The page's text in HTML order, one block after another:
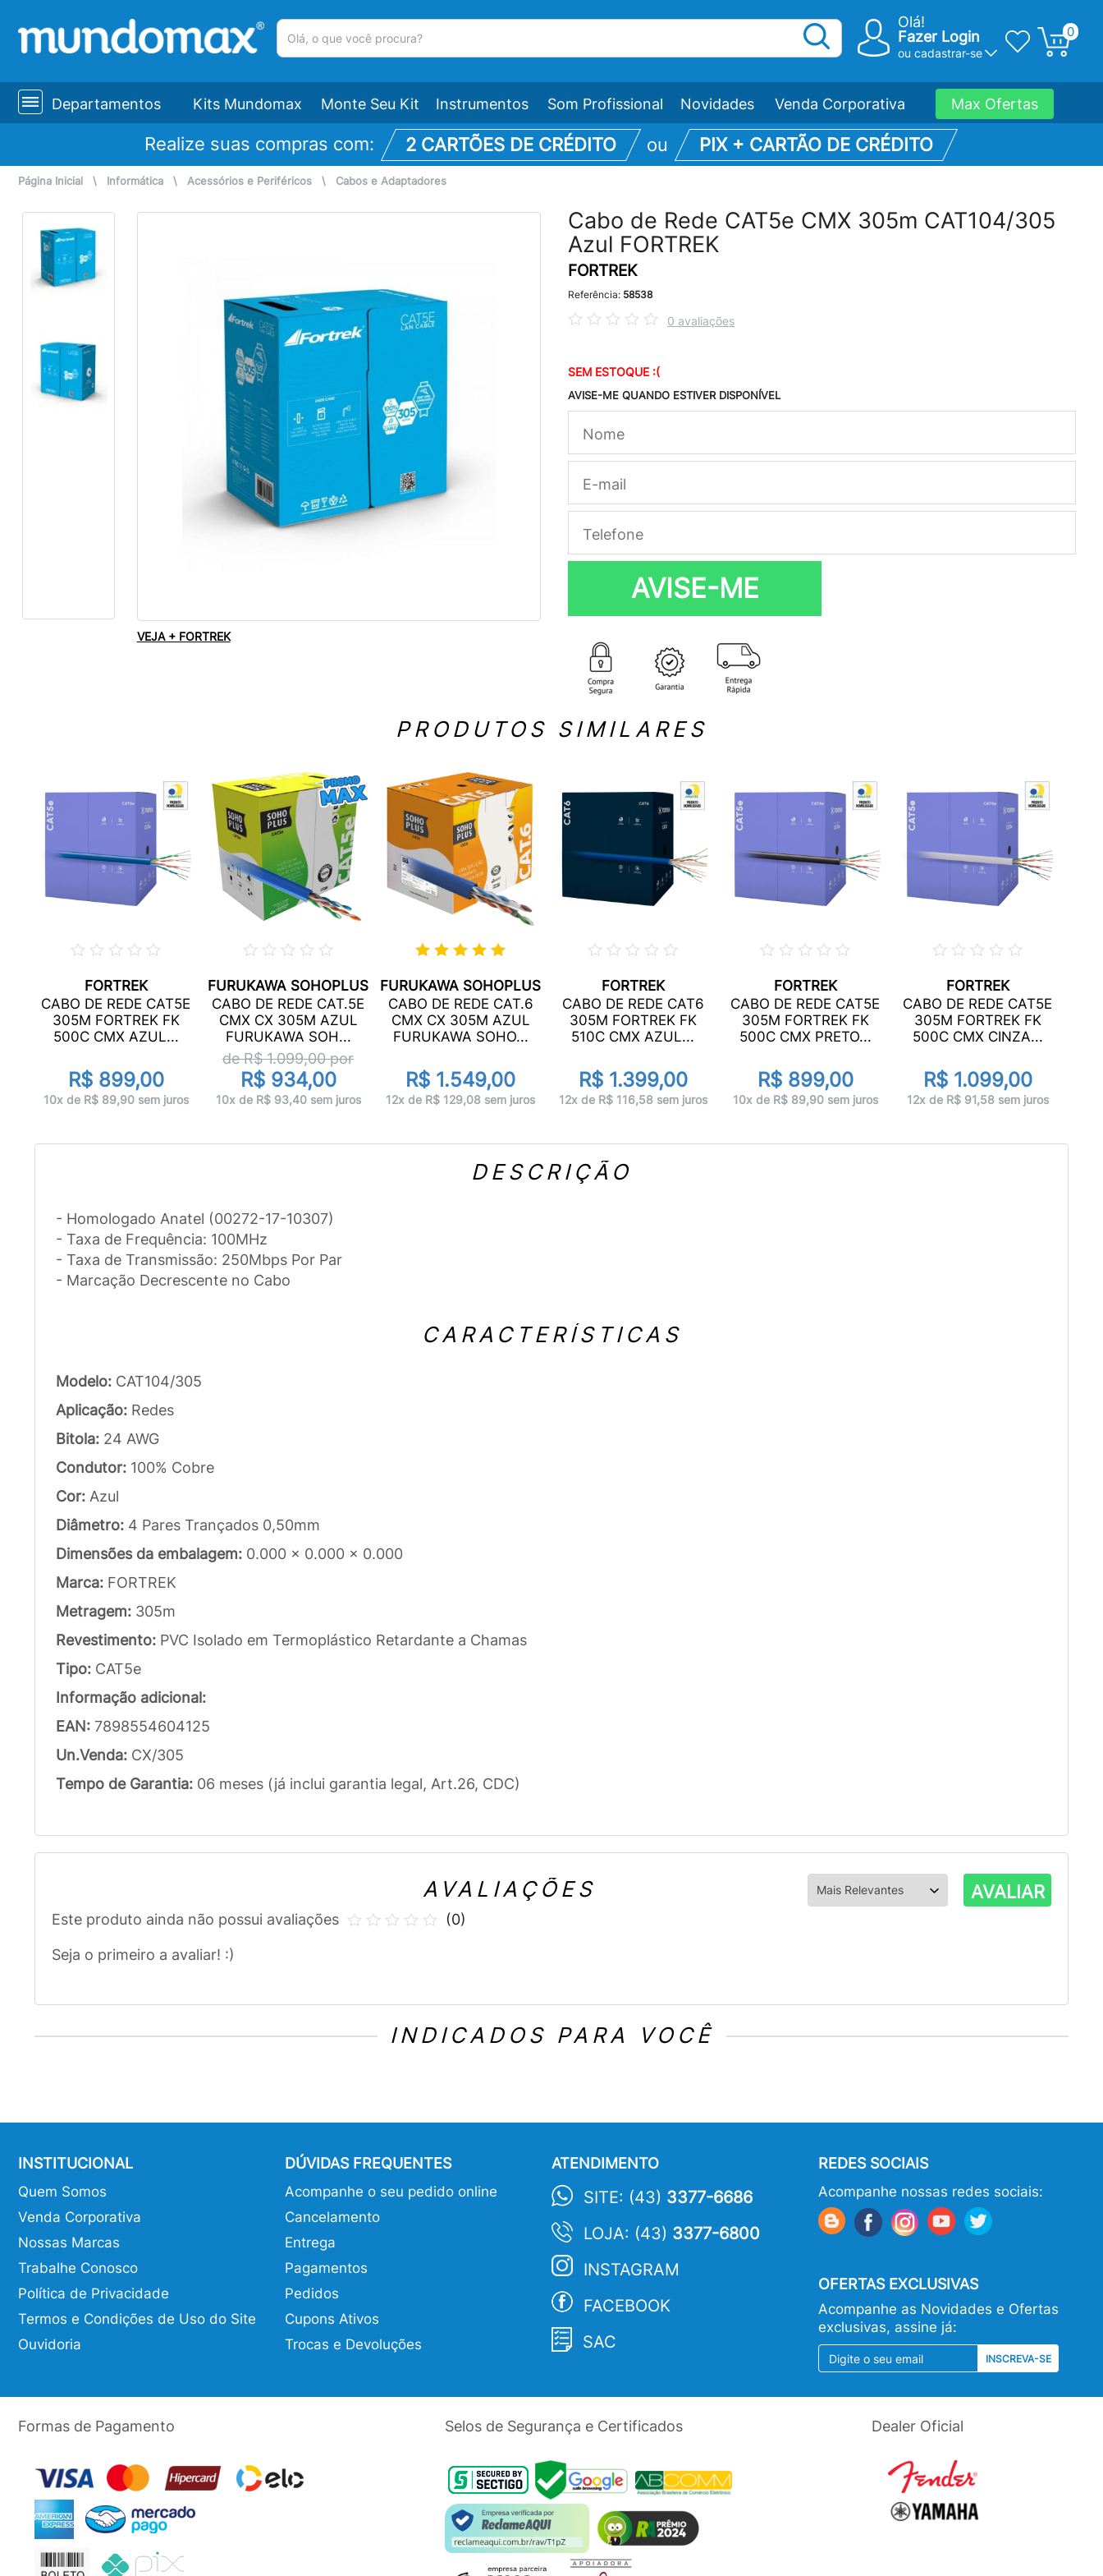
Olá!
Fazer Login
ou cadastrar-se
0
Departamentos Kits Mundomax Monte Seu Kit Instrumentos Som Profissional Novidades Venda Corporativa Max Ofertas
Realize suas compras com: 2 CARTÕES DE CRÉDITO ou PIX + CARTÃO DE CRÉDITO
Página Inicial \ Informática \ Acessórios e Periféricos \ Cabos e Adaptadores
VEJA + FORTREK
Cabo de Rede CAT5e CMX 305m CAT104/305
Azul FORTREK
FORTREK
Referência: 58538
0 avaliações
SEM ESTOQUE :(
AVISE-ME QUANDO ESTIVER DISPONÍVEL
AVISE-ME
PRODUTOS SIMILARES
FORTREK
CABO DE REDE CAT5E
305M FORTREK FK
500C CMX AZUL...
R$ 899,00
10x de R$ 89,90 sem juros
FURUKAWA SOHOPLUS
CABO DE REDE CAT.5E
CMX CX 305M AZUL
FURUKAWA SOH...
de R$1.099,00por
R$ 934,00
10x de R$ 93,40 sem juros
FURUKAWA SOHOPLUS
CABO DE REDE CAT.6
CMX CX 305M AZUL
FURUKAWA SOHO...
R$ 1.549,00
12x de R$ 129,08 sem juros
FORTREK
CABO DE REDE CAT6
305M FORTREK FK
510C CMX AZUL...
R$ 1.399,00
12x de R$ 116,58 sem juros
FORTREK
CABO DE REDE CAT5E
305M FORTREK FK
500C CMX PRETO...
R$ 899,00
10x de R$ 89,90 sem juros
FORTREK
CABO DE REDE CAT5E
305M FORTREK FK
500C CMX CINZA...
R$ 1.099,00
12x de R$ 91,58 sem juros
DESCRIÇÃO
- Homologado Anatel (00272-17-10307)
- Taxa de Frequência: 100MHz
- Taxa de Transmissão: 250Mbps Por Par
- Marcação Decrescente no Cabo
CARACTERÍSTICAS
Modelo: CAT104/305
Aplicação: Redes
Bitola: 24 AWG
Condutor: 100% Cobre
Cor: Azul
Diâmetro: 4 Pares Trançados 0,50mm
Dimensões da embalagem: 0.000 x 0.000 x 0.000
Marca: FORTREK
Metragem: 305m
Revestimento: PVC Isolado em Termoplástico Retardante a Chamas
Tipo: CAT5e
Informação adicional:
EAN: 7898554604125
Un.Venda: CX/305
Tempo de Garantia: 06 meses (já inclui garantia legal, Art.26, CDC)
AVALIAÇÕES AVALIAR
Este produto ainda não possui avaliações
Seja o primeiro a avaliar! :)
(0)
INDICADOS PARA VOCÊ
INSTITUCIONAL
Quem Somos
Venda Corporativa
Nossas Marcas
Trabalhe Conosco
Política de Privacidade
Termos e Condições de Uso do Site
Ouvidoria
DÚVIDAS FREQUENTES
Acompanhe o seu pedido online
Cancelamento
Entrega
Pagamentos
Pedidos
Cupons Ativos
Trocas e Devoluções
ATENDIMENTO
SITE: (43) 3377-6686
LOJA: (43) 3377-6800
INSTAGRAM
FACEBOOK
SAC
REDES SOCIAIS
Acompanhe nossas redes sociais:
OFERTAS EXCLUSIVAS
Acompanhe as Novidades e Ofertas
exclusivas, assine já:
INSCREVA-SE
Formas de Pagamento Selos de Segurança e Certificados Dealer Oficial